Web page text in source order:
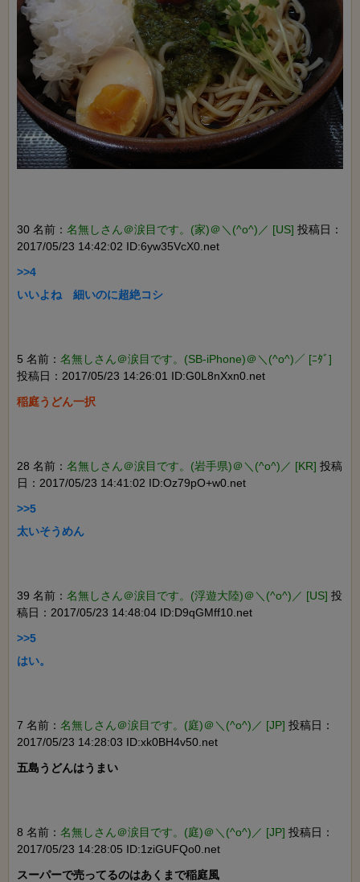
30 名前： 名無しさん＠涙目です。(家)＠＼(^o^)／ [US] 投稿日：
2017/05/23 14:42:02 ID:6yw35VcX0.net
>>4
いいよね　細いのに超絶コシ
5 名前： 名無しさん＠涙目です。(SB-iPhone)＠＼(^o^)／ [ﾆﾀﾞ]
投稿日：2017/05/23 14:26:01 ID:G0L8nXxn0.net
稲庭うどん一択
28 名前： 名無しさん＠涙目です。(岩手県)＠＼(^o^)／ [KR] 投稿
日：2017/05/23 14:41:02 ID:Oz79pO+w0.net
>>5
太いそうめん
39 名前： 名無しさん＠涙目です。(浮遊大陸)＠＼(^o^)／ [US] 投
稿日：2017/05/23 14:48:04 ID:D9qGMff10.net
>>5
はい。
7 名前： 名無しさん＠涙目です。(庭)＠＼(^o^)／ [JP] 投稿日：
2017/05/23 14:28:03 ID:xk0BH4v50.net
五島うどんはうまい
8 名前： 名無しさん＠涙目です。(庭)＠＼(^o^)／ [JP] 投稿日：
2017/05/23 14:28:05 ID:1ziGUFQo0.net
スーパーで売ってるのはあくまで稲庭風